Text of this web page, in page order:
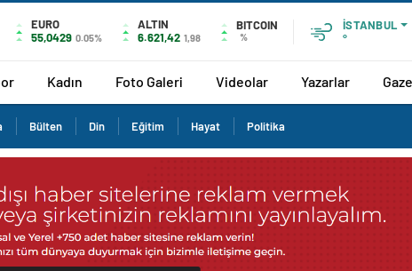
EURO
55,0429 0.05%
ALTIN
6.621,42 1,98
BITCOIN
%
İSTANBUL
°
Kadın Foto Galeri Videolar Yazarlar
Bülten Din Eğitim Hayat Politika